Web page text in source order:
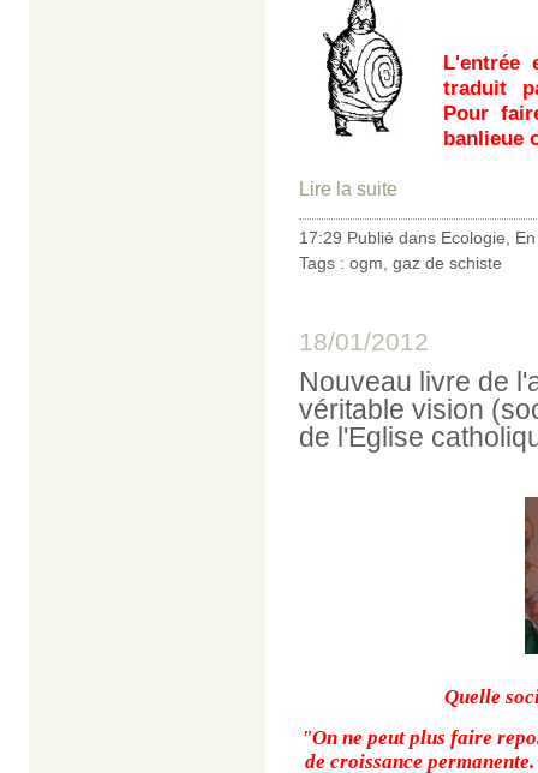
L'entrée
traduit
Pour
banlieue
Lire la suite
17:29 Publié dans Ecologie,
Tags : ogm, gaz de schiste
18/01/2012
Nouveau livre de
véritable vision
de l'Eglise
Quelle
"On ne peut plus faire
de croissance